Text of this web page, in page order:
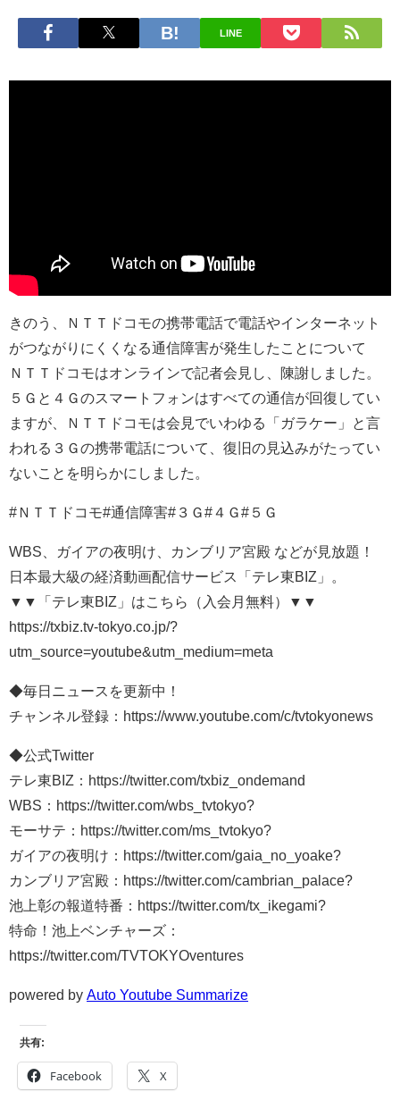
LINE
きのう、ＮＴＴドコモの携帯電話で電話やインターネット
がつながりにくくなる通信障害が発生したことについて
ＮＴＴドコモはオンラインで記者会見し、陳謝しました。
５Ｇと４Ｇのスマートフォンはすべての通信が回復してい
ますが、ＮＴＴドコモは会見でいわゆる「ガラケー」と言
われる３Ｇの携帯電話について、復旧の見込みがたってい
ないことを明らかにしました。
#ＮＴＴドコモ#通信障害#３Ｇ#４Ｇ#５Ｇ
WBS、ガイアの夜明け、カンブリア宮殿 などが見放題！
日本最大級の経済動画配信サービス「テレ東BIZ」。
▼▼「テレ東BIZ」はこちら（入会月無料）▼▼
https://txbiz.tv-tokyo.co.jp/?
utm_source=youtube&utm_medium=meta
◆毎日ニュースを更新中！
チャンネル登録：https://www.youtube.com/c/tvtokyonews
◆公式Twitter
テレ東BIZ：https://twitter.com/txbiz_ondemand
WBS：https://twitter.com/wbs_tvtokyo?
モーサテ：https://twitter.com/ms_tvtokyo?
ガイアの夜明け：https://twitter.com/gaia_no_yoake?
カンブリア宮殿：https://twitter.com/cambrian_palace?
池上彰の報道特番：https://twitter.com/tx_ikegami?
特命！池上ベンチャーズ：
https://twitter.com/TVTOKYOventures
powered by Auto Youtube Summarize
共有:
Facebook X